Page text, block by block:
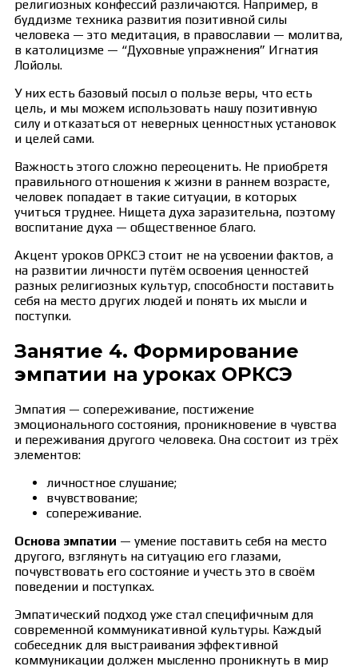
религиозных конфессий различаются. Например, в
буддизме техника развития позитивной силы
человека — это медитация, в православии — молитва,
в католицизме — “Духовные упражнения” Игнатия
Лойолы.
У них есть базовый посыл о пользе веры, что есть
цель, и мы можем использовать нашу позитивную
силу и отказаться от неверных ценностных установок
и целей сами.
Важность этого сложно переоценить. Не приобретя
правильного отношения к жизни в раннем возрасте,
человек попадает в такие ситуации, в которых
учиться труднее. Нищета духа заразительна, поэтому
воспитание духа — общественное благо.
Акцент уроков ОРКСЭ стоит не на усвоении фактов, а
на развитии личности путём освоения ценностей
разных религиозных культур, способности поставить
себя на место других людей и понять их мысли и
поступки.
Занятие 4. Формирование
эмпатии на уроках ОРКСЭ
Эмпатия — сопереживание, постижение
эмоционального состояния, проникновение в чувства
и переживания другого человека. Она состоит из трёх
элементов:
личностное слушание;
вчувствование;
сопереживание.
Основа эмпатии — умение поставить себя на место
другого, взглянуть на ситуацию его глазами,
почувствовать его состояние и учесть это в своём
поведении и поступках.
Эмпатический подход уже стал специфичным для
современной коммуникативной культуры. Каждый
собеседник для выстраивания эффективной
коммуникации должен мысленно проникнуть в мир